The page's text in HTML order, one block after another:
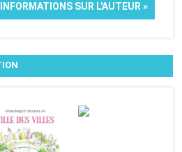
INFORMATIONS SUR L'AUTEUR »